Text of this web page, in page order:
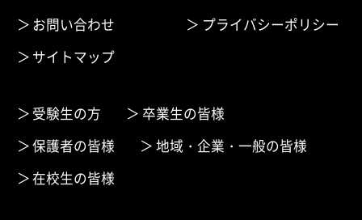
お問い合わせ
プライバシーポリシー
サイトマップ
受験生の方
卒業生の皆様
保護者の皆様
地域・企業・一般の皆様
在校生の皆様